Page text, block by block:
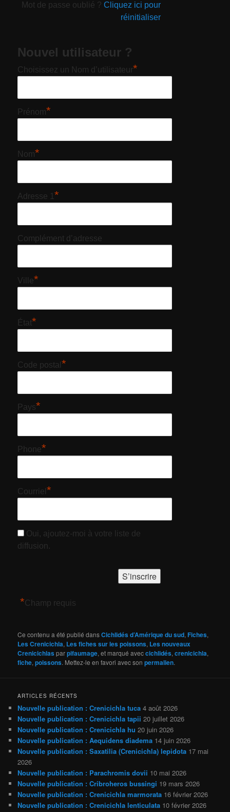
Mot de passe oublié ?Cliquez ici pour
réinitialiser
Nouvel utilisateur ?
Choisissez un Nom d’utilisateur*
Prénom*
Nom*
Adresse 1*
Complément d’adresse
Ville*
État*
Code postal*
Pays*
Phone*
Courriel*
Oui, ajoutez-moi à votre liste de
diffusion.
*Champ requis
Ce contenu a été publié dansCichlidés d’Amérique du sud,Fiches,
Les Crenicichla, Les fiches sur les poissons, Les nouveaux
Crenicichlasparpifaumage, et marqué aveccichlidés,crenicichla,
fiche,poissons. Mettez-le en favori avec sonpermalien.
ARTICLES RÉCENTS
Nouvelle publication : Crenicichla tuca 4 août 2026
Nouvelle publication : Crenicichla tapii 20 juillet 2026
Nouvelle publication : Crenicichla hu 20 juin 2026
Nouvelle publication : Aequidens diadema 14 juin 2026
Nouvelle publication : Saxatilia (Crenicichla) lepidota 17 mai
2026
Nouvelle publication : Parachromis dovii 10 mai 2026
Nouvelle publication : Cribroheros bussingi 19 mars 2026
Nouvelle publication : Crenicichla marmorata 16 février 2026
Nouvelle publication : Crenicichla lenticulata 10 février 2026